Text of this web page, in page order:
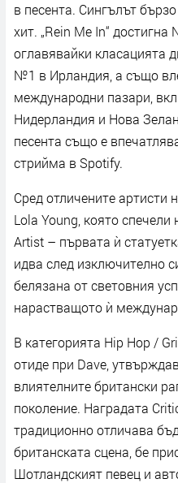
в песента. Сингълът
хит. „Rein Me In“
оглавявайки класацията
№1 в Ирландия, а също
международни пазари,
Нидерландия и Нова
песента също е
стрийма в Spotify.
Сред отличените артисти
Lola Young, която
Artist – първата ѝ
идва след изключително
белязана от световния
нарастващото ѝ
В категорията Hip Hop /
отиде при Dave,
влиятелните британски
поколение. Наградата
традиционно отличава
британската сцена, бе
Шотландският певец и